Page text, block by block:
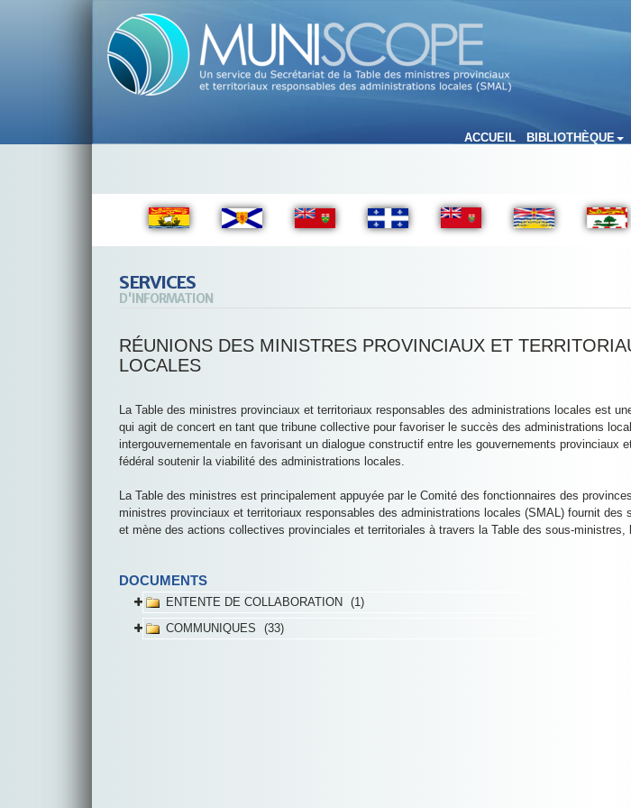
ACCUEIL BIBLIOTHÈQUE
SERVICES
D'INFORMATION
RÉUNIONS DES MINISTRES PROVINCIAUX ET
LOCALES
La Table des ministres provinciaux et territoriaux responsables des administrations locales est
qui agit de concert en tant que tribune collective pour favoriser le succès des administrations
intergouvernementale en favorisant un dialogue constructif entre les gouvernements
fédéral soutenir la viabilité des administrations locales.
La Table des ministres est principalement appuyée par le Comité des fonctionnaires des
ministres provinciaux et territoriaux responsables des administrations locales (SMAL) fournit
et mène des actions collectives provinciales et territoriales à travers la Table des sous-
DOCUMENTS
ENTENTE DE COLLABORATION
1
COMMUNIQUES
33